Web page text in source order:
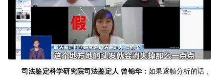
司法鉴定科学研究院司法鉴定人 曾锦华：如果逐帧分析的话，